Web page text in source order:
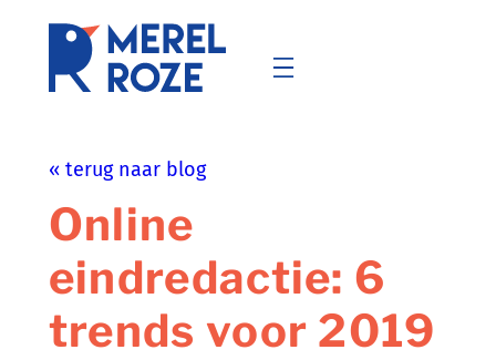
« terug naar blog
Online
eindredactie: 6
trends voor 2019